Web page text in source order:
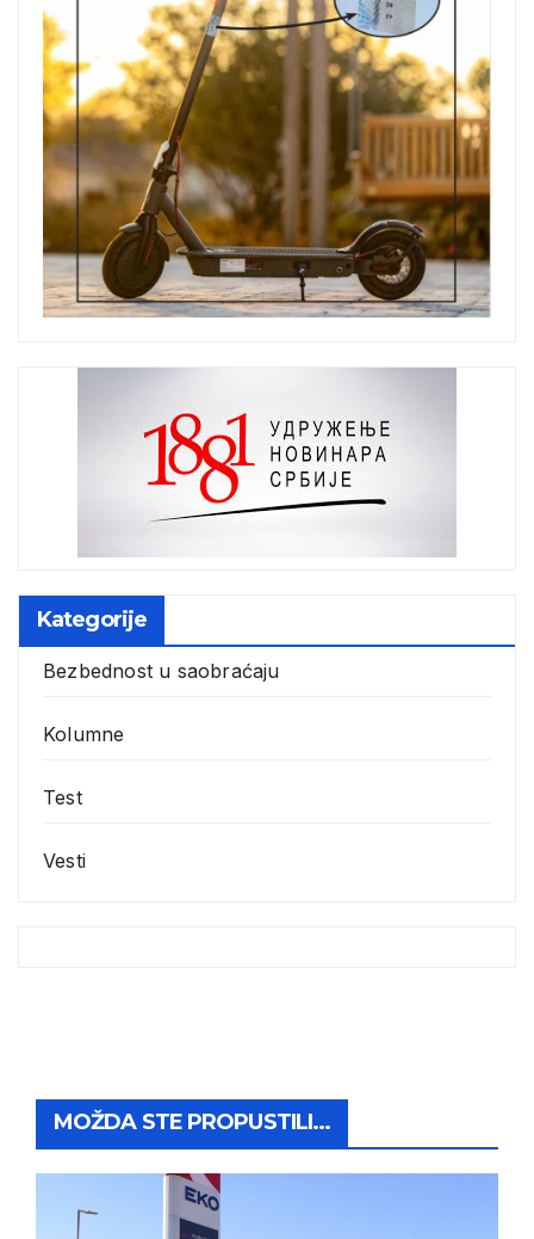
Kategorije
Bezbednost u saobraćaju
Kolumne
Test
Vesti
MOŽDA STE PROPUSTILI...